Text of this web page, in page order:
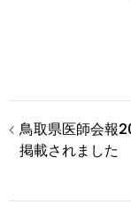
投
鳥取県医師会報
掲載されました